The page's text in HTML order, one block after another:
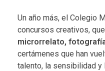
Un año más, el Colegio
concursos creativos,
microrrelato,
certámenes que han
talento, la sensibilidad